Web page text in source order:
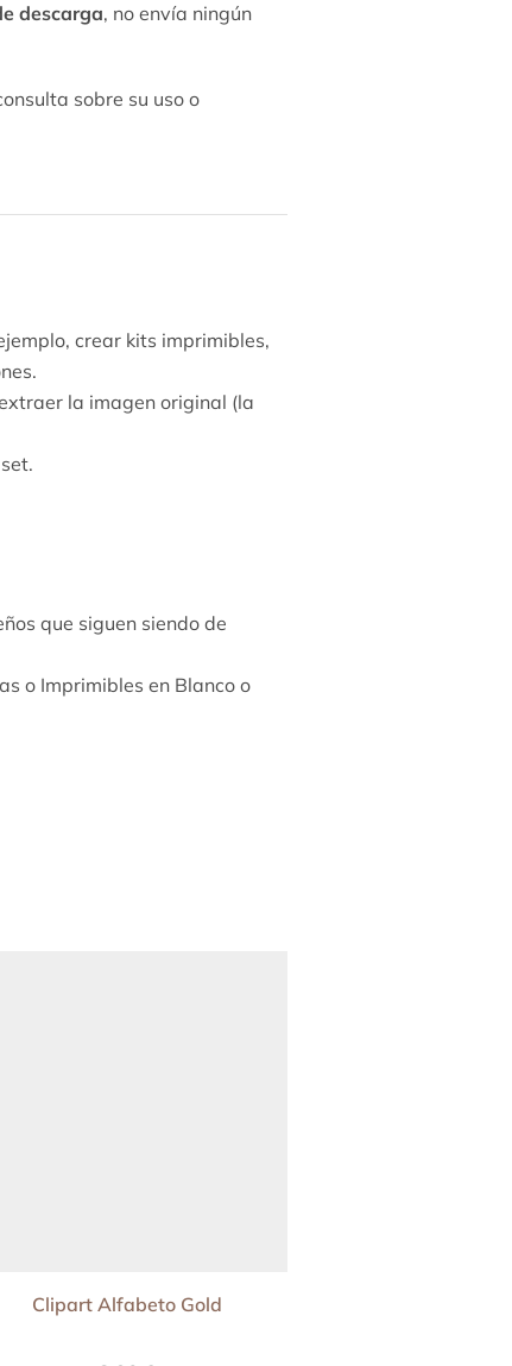
descarga, no envía ningún
sobre su uso o
crear kits imprimibles,
la imagen original (la
que siguen siendo de
o Imprimibles en Blanco o
Clipart Alfabeto Gold